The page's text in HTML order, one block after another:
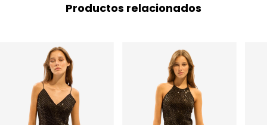
Productos relacionados